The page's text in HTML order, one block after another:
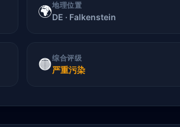
🌍地理位置
DE · Falkenstein
🟠综合评级
严重污染